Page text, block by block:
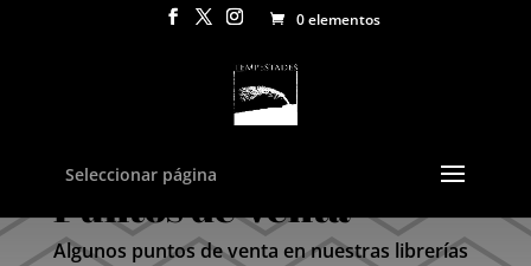
0 elementos
Seleccionar página
Puntos de Venta
Algunos puntos de venta en nuestras librerías